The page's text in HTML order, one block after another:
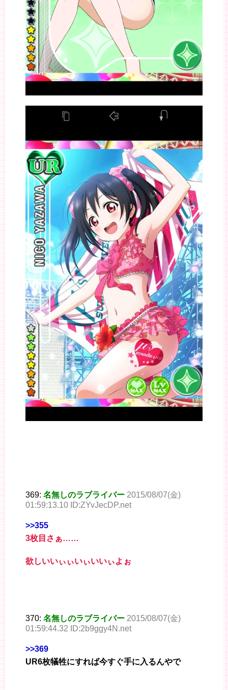
369: 名無しのラブライバー 2015/08/07(金)
01:59:13.10 ID:ZYvJecDP.net
>>355
3枚目さぁ……
欲しいいぃぃいぃいいぃよぉ
370: 名無しのラブライバー 2015/08/07(金)
01:59:44.32 ID:2b9ggy4N.net
>>369
UR6枚犠牲にすれば今すぐ手に入るんやで